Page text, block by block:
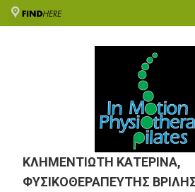
ΚΛΗΜΕΝΤΙΩΤΗ ΚΑΤΕΡΙΝΑ,
ΦΥΣΙΚΟΘΕΡΑΠΕΥΤΗΣ